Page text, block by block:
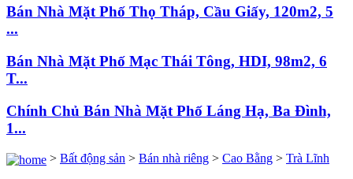
Bán Nhà Mặt Phố Thọ Tháp, Cầu Giấy, 120m2, 5
...
Bán Nhà Mặt Phố Mạc Thái Tông, HDI, 98m2, 6
T...
Chính Chủ Bán Nhà Mặt Phố Láng Hạ, Ba Đình,
1...
> Bất động sản > Bán nhà riêng > Cao Bằng > Trà Lĩnh